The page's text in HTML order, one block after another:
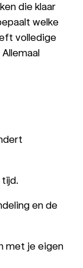
die klaar
welke
volledige
en de
met je eigen